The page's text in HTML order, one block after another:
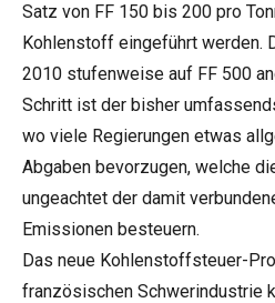
Satz von FF 150 bis 200 pro
Kohlenstoff eingeführt werden.
2010 stufenweise auf FF 500
Schritt ist der bisher
wo viele Regierungen etwas
Abgaben bevorzugen, welche
ungeachtet der damit
Emissionen besteuern.
Das neue Kohlenstoffsteuer-
französischen Schwerindustrie